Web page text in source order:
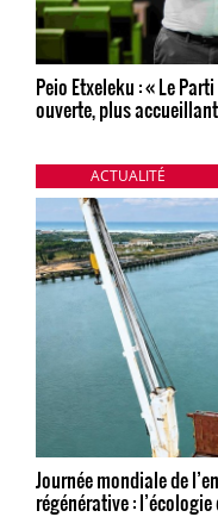
Peio Etxeleku : « Le
ouverte, plus
ACTUALITÉ
Journée mondiale de
régénérative :